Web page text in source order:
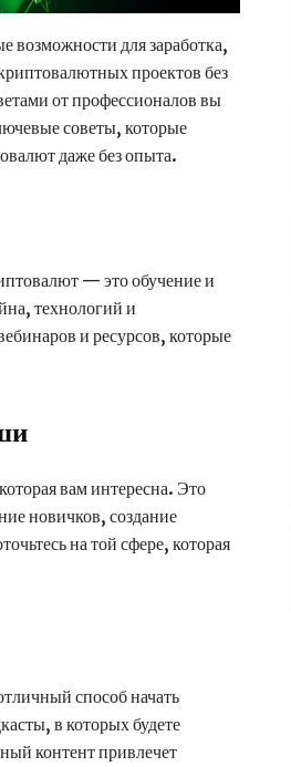
возможности для заработка,
проектов без
от профессионалов вы
советы, которые
даже без опыта.
— это обучение и
технологий и
и ресурсов, которые
вам интересна. Это
новичков, создание
на той сфере, которая
способ начать
в которых будете
контент привлечет